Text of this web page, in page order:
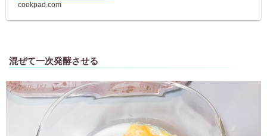
cookpad.com
混ぜて一次発酵させる